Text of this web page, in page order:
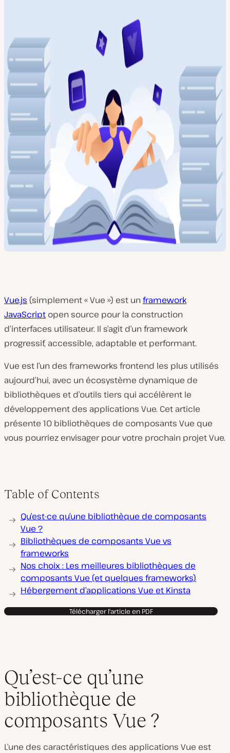
Vue.js (simplement « Vue ») est unframework
JavaScript open source pour la construction
d’interfaces utilisateur. Il s’agit d’un framework
progressif, accessible, adaptable et performant.
Vue est l’un des frameworks frontend les plus utilisés
aujourd’hui, avec un écosystème dynamique de
bibliothèques et d’outils tiers qui accélèrent le
développement des applications Vue. Cet article
présente 10 bibliothèques de composants Vue que
vous pourriez envisager pour votre prochain projet Vue.
Table of Contents
Qu’est-ce qu’une bibliothèque de composants
Vue ?
Bibliothèques de composants Vue vs
frameworks
Nos choix : Les meilleures bibliothèques de
composants Vue (et quelques frameworks)
Hébergement d’applications Vue et Kinsta
Télécharger l'article en PDF
Qu’est-ce qu’une
bibliothèque de
composants Vue ?
L’une des caractéristiques des applications Vue est